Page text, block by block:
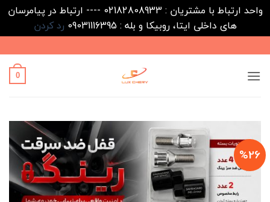
واحد ارتباط با مشتریان : 02182808933 ---- ارتباط در پیامرسان
های داخلی ایتا، روبیکا و بله : 09031116395
رد کردن
to
content
0
%26